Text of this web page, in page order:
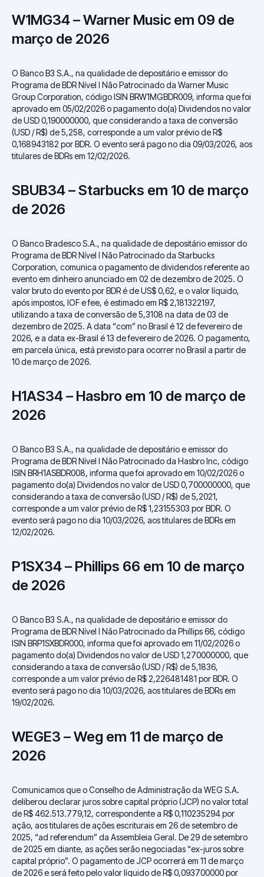
W1MG34 – Warner Music em 09 de
março de 2026
O Banco B3 S.A., na qualidade de depositário e emissor do
Programa de BDR Nível I Não Patrocinado da Warner Music
Group Corporation, código ISIN BRW1MGBDR009, informa que foi
aprovado em 05/02/2026 o pagamento do(a) Dividendos no valor
de USD 0,190000000, que considerando a taxa de conversão
(USD / R$) de 5,258, corresponde a um valor prévio de R$
0,168943182 por BDR. O evento será pago no dia 09/03/2026, aos
titulares de BDRs em 12/02/2026.
SBUB34 – Starbucks em 10 de março
de 2026
O Banco Bradesco S.A., na qualidade de depositário emissor do
Programa de BDR Nível I Não Patrocinado da Starbucks
Corporation, comunica o pagamento de dividendos referente ao
evento em dinheiro anunciado em 02 de dezembro de 2025. O
valor bruto do evento por BDR é de US$ 0,62, e o valor líquido,
após impostos, IOF e fee, é estimado em R$ 2,181322197,
utilizando a taxa de conversão de 5,3108 na data de 03 de
dezembro de 2025. A data “com” no Brasil é 12 de fevereiro de
2026, e a data ex-Brasil é 13 de fevereiro de 2026. O pagamento,
em parcela única, está previsto para ocorrer no Brasil a partir de
10 de março de 2026.
H1AS34 – Hasbro em 10 de março de
2026
O Banco B3 S.A., na qualidade de depositário e emissor do
Programa de BDR Nível I Não Patrocinado da Hasbro Inc, código
ISIN BRH1ASBDR008, informa que foi aprovado em 10/02/2026 o
pagamento do(a) Dividendos no valor de USD 0,700000000, que
considerando a taxa de conversão (USD / R$) de 5,2021,
corresponde a um valor prévio de R$ 1,23155303 por BDR. O
evento será pago no dia 10/03/2026, aos titulares de BDRs em
12/02/2026.
P1SX34 – Phillips 66 em 10 de março
de 2026
O Banco B3 S.A., na qualidade de depositário e emissor do
Programa de BDR Nível I Não Patrocinado da Phillips 66, código
ISIN BRP1SXBDR000, informa que foi aprovado em 11/02/2026 o
pagamento do(a) Dividendos no valor de USD 1,270000000, que
considerando a taxa de conversão (USD / R$) de 5,1836,
corresponde a um valor prévio de R$ 2,226481481 por BDR. O
evento será pago no dia 10/03/2026, aos titulares de BDRs em
19/02/2026.
WEGE3 – Weg em 11 de março de
2026
Comunicamos que o Conselho de Administração da WEG S.A.
deliberou declarar juros sobre capital próprio (JCP) no valor total
de R$ 462.513.779,12, correspondente a R$ 0,110235294 por
ação, aos titulares de ações escriturais em 26 de setembro de
2025, “ad referendum” da Assembleia Geral. De 29 de setembro
de 2025 em diante, as ações serão negociadas “ex-juros sobre
capital próprio”. O pagamento de JCP ocorrerá em 11 de março
de 2026 e será feito pelo valor líquido de R$ 0,093700000 por